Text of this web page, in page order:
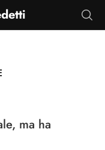
ma ha